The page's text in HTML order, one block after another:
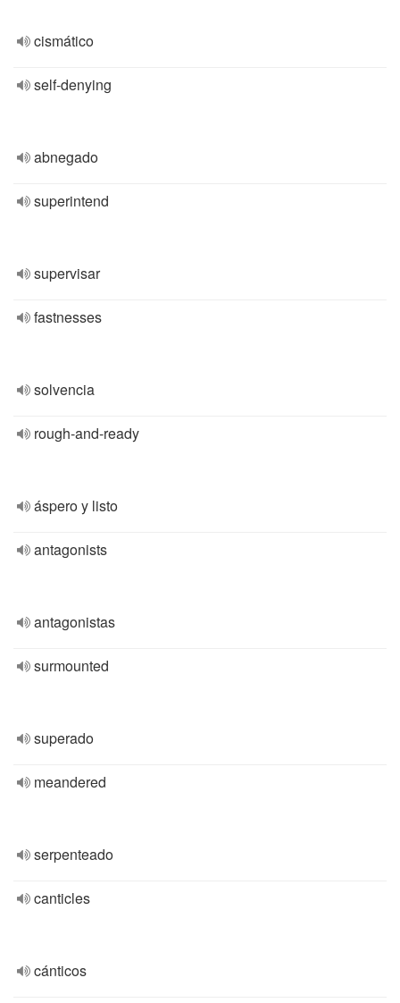
cismático
self-denying
abnegado
superintend
supervisar
fastnesses
solvencia
rough-and-ready
áspero y listo
antagonists
antagonistas
surmounted
superado
meandered
serpenteado
canticles
cánticos